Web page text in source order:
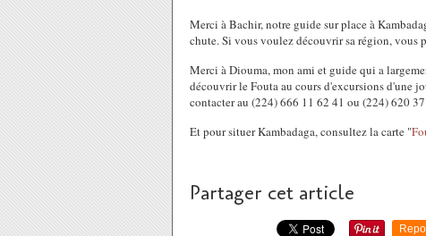
Merci à Bachir, notre guide sur place à
chute. Si vous voulez découvrir sa région, vous
Merci à Diouma, mon ami et guide qui a
découvrir le Fouta au cours d'excursions d'une
contacter au (224) 666 11 62 41 ou (224) 620
Et pour situer Kambadaga, consultez la carte "
Partager cet article